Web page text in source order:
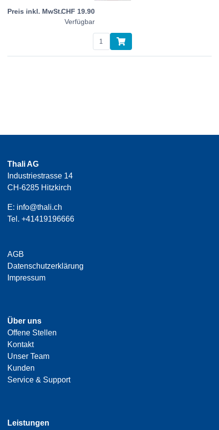
CHF 19.90
Verfügbar
Thali AG
Industriestrasse 14
CH-6285 Hitzkirch
E: info@thali.ch
Tel. +41419196666
AGB
Datenschutzerklärung
Impressum
Über uns
Offene Stellen
Kontakt
Unser Team
Kunden
Service & Support
Leistungen